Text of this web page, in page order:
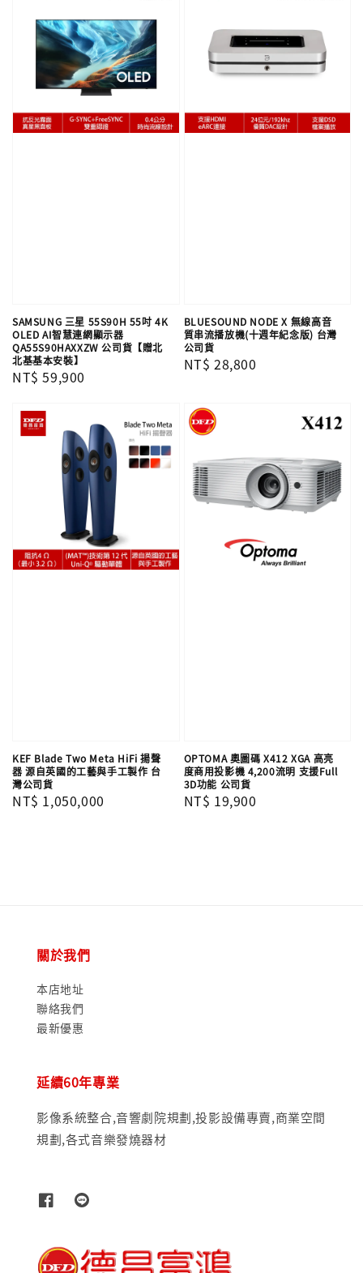
SAMSUNG 三星 55S90H 55吋 4K
OLED AI智慧連網顯示器
QA55S90HAXXZW 公司貨【贈北
北基基本安裝】
Regular
NT$ 59,900
BLUESOUND NODE X 無線高音
質串流播放機(十週年紀念版) 台灣
公司貨
Regular
NT$ 28,800
KEF Blade Two Meta HiFi 揚聲
器 源自英國的工藝與手工製作 台
灣公司貨
Regular
NT$ 1,050,000
OPTOMA 奧圖碼 X412 XGA 高亮
度商用投影機 4,200流明 支援Full
3D功能 公司貨
Regular
NT$ 19,900
關於我們
本店地址
聯絡我們
最新優惠
延續60年專業
影像系統整合,音響劇院規劃,投影設備專賣,商業空間
規劃,各式音樂發燒器材